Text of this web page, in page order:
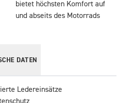
bietet höchsten Komfort auf
und abseits des Motorrads
DATEN
Ledereinsätze